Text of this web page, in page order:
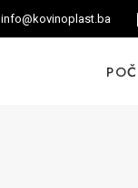
info@kovinoplast.ba